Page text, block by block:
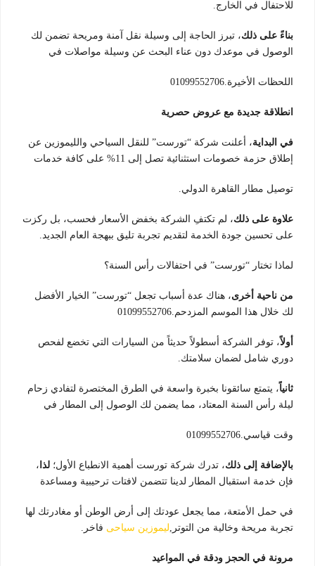
للاحتفال في الخارج.
بناءً على ذلك، تبرز الحاجة إلى وسيلة نقل آمنة ومريحة تضمن لك
الوصول في موعدك دون عناء البحث عن وسيلة مواصلات في
اللحظات الأخيرة.01099552706
انطلاقة جديدة مع عروض حصرية
في البداية، أعلنت شركة “تورست” للنقل السياحي والليموزين عن
إطلاق حزمة خصومات استثنائية تصل إلى 11% على كافة خدمات
توصيل مطار القاهرة الدولي.
علاوة على ذلك، لم تكتفِ الشركة بخفض الأسعار فحسب، بل ركزت
على تحسين جودة الخدمة لتقديم تجربة تليق ببهجة العام الجديد.
لماذا تختار “تورست” في احتفالات رأس السنة؟
من ناحية أخرى، هناك عدة أسباب تجعل “تورست” الخيار الأفضل
لك خلال هذا الموسم المزدحم.01099552706
أولاً، توفر الشركة أسطولاً حديثاً من السيارات التي تخضع لفحص
دوري شامل لضمان سلامتك.
ثانياً، يتمتع سائقونا بخبرة واسعة في الطرق المختصرة لتفادي زحام
ليلة رأس السنة المعتاد، مما يضمن لك الوصول إلى المطار في
وقت قياسي.01099552706
بالإضافة إلى ذلك، تدرك شركة تورست أهمية الانطباع الأول؛ لذا ،
فإن خدمة استقبال المطار لدينا تتضمن لافتات ترحيبية ومساعدة
في حمل الأمتعة، مما يجعل عودتك إلى أرض الوطن أو مغادرتك لها
تجربة مريحة وخالية من التوتر,ليموزين سياحى فاخر.
مرونة في الحجز ودقة في المواعيد